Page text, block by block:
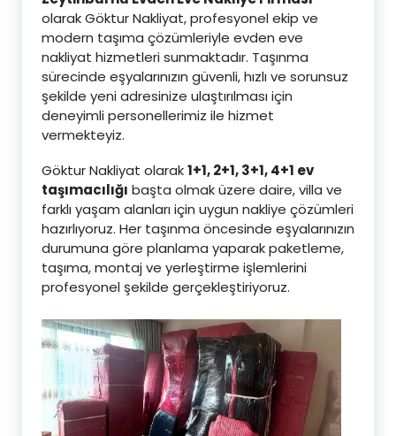
olarak Göktur Nakliyat, profesyonel ekip ve
modern taşıma çözümleriyle evden eve
nakliyat hizmetleri sunmaktadır. Taşınma
sürecinde eşyalarınızın güvenli, hızlı ve sorunsuz
şekilde yeni adresinize ulaştırılması için
deneyimli personellerimiz ile hizmet
vermekteyiz.
Göktur Nakliyat olarak1+1, 2+1, 3+1, 4+1 ev
taşımacılığı başta olmak üzere daire, villa ve
farklı yaşam alanları için uygun nakliye çözümleri
hazırlıyoruz. Her taşınma öncesinde eşyalarınızın
durumuna göre planlama yaparak paketleme,
taşıma, montaj ve yerleştirme işlemlerini
profesyonel şekilde gerçekleştiriyoruz.